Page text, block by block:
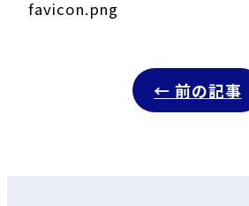
favicon.png
← 前の記事